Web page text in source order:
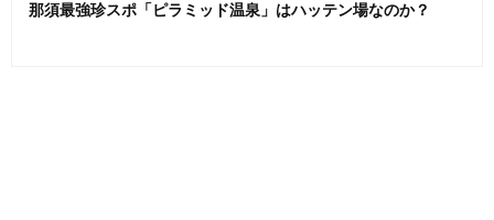
那須最強珍スポ「ピラミッド温泉」はハッテン場なのか？